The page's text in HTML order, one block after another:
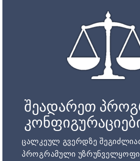
შეადარეთ
ცალკეულ გვერდზე
პროგრამული